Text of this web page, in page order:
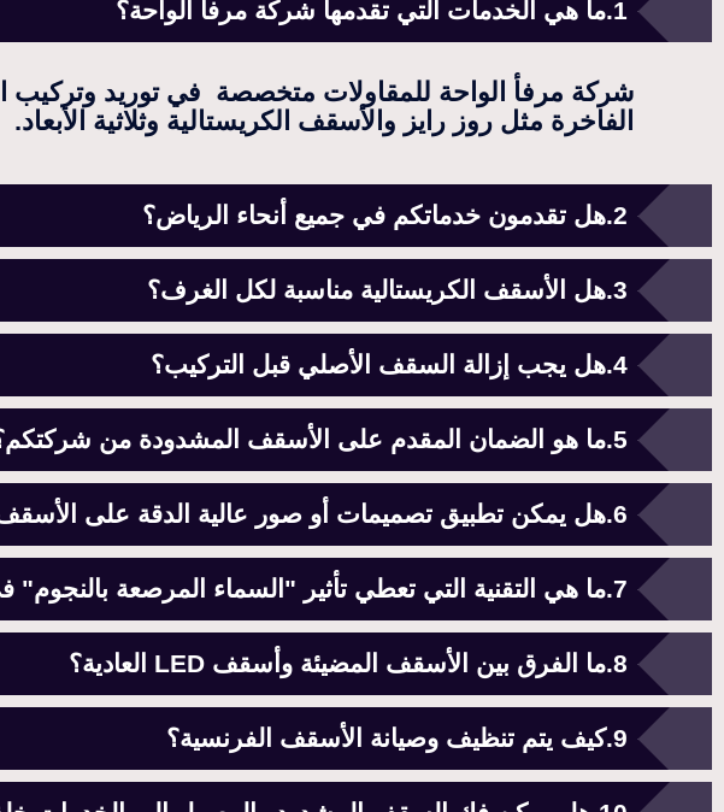
ما هي الخدمات التي تقدمها شركة مرفأ الواحة؟
شركة مرفأ الواحة للمقاولات متخصصة في توريد وتركيب
الفاخرة مثل روز رايز والأسقف الكريستالية وثلاثية الأبعاد.
هل تقدمون خدماتكم في جميع أنحاء الرياض؟
هل الأسقف الكريستالية مناسبة لكل الغرف؟
هل يجب إزالة السقف الأصلي قبل التركيب؟
ما هو الضمان المقدم على الأسقف المشدودة من
هل يمكن تطبيق تصميمات أو صور عالية الدقة على
ما هي التقنية التي تعطي تأثير "السماء المرصعة
ما الفرق بين الأسقف المضيئة وأسقف LED العادية؟
كيف يتم تنظيف وصيانة الأسقف الفرنسية؟